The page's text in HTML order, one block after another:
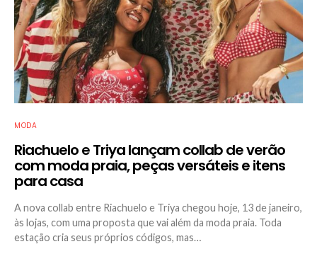
MODA
Riachuelo e Triya lançam collab de verão
com moda praia, peças versáteis e itens
para casa
A nova collab entre Riachuelo e Triya chegou hoje, 13 de janeiro,
às lojas, com uma proposta que vai além da moda praia. Toda
estação cria seus próprios códigos, mas…